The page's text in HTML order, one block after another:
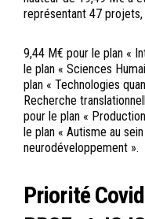
représentant 47 projets,
9,44 M€ pour le plan «
le plan « Sciences
plan « Technologies
Recherche
pour le plan «
le plan « Autisme au
neurodéveloppement ».
Priorité